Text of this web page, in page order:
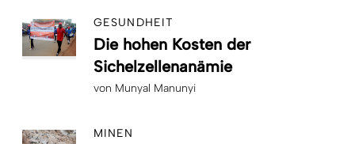
GESUNDHEIT
Die hohen Kosten der
Sichelzellenanämie
von Munyal Manunyi
MINEN